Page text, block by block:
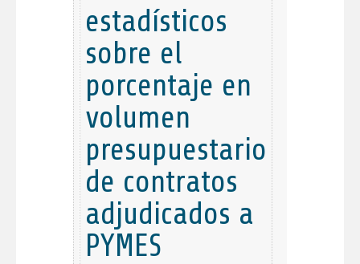
estadísticos
sobre el
porcentaje en
volumen
presupuestario
de contratos
adjudicados a
PYMES